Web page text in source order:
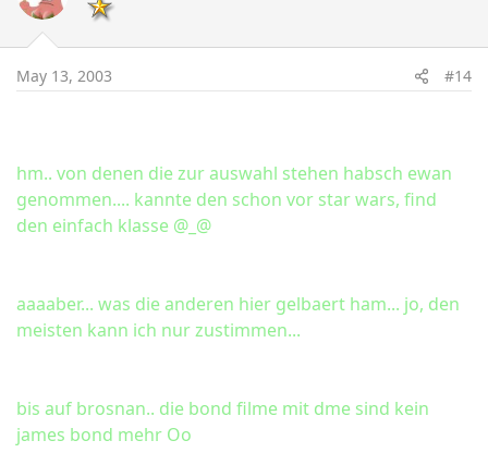
May 13, 2003 #14
hm.. von denen die zur auswahl stehen habsch ewan
genommen.... kannte den schon vor star wars, find
den einfach klasse @_@
aaaaber... was die anderen hier gelbaert ham... jo, den
meisten kann ich nur zustimmen...
bis auf brosnan.. die bond filme mit dme sind kein
james bond mehr Oo